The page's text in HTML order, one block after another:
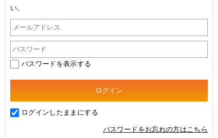
い。
パスワードを表示する
ログインしたままにする
パスワードをお忘れの方はこちら